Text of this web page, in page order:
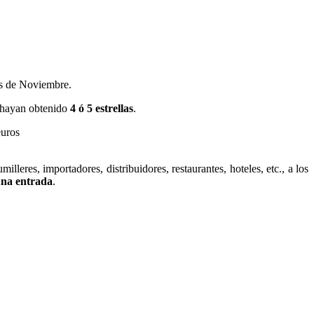
de Noviembre.
obtenido 4 ó 5 estrellas.
importadores, distribuidores, restaurantes, hoteles, etc., a los
entrada.